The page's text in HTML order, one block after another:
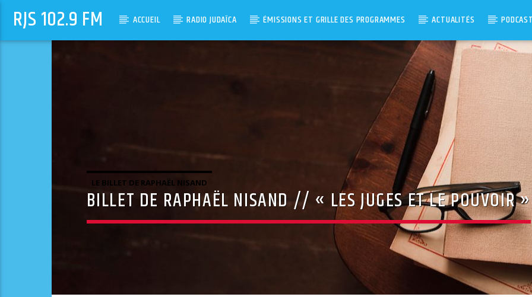
RJS 102.9 FM ACCUEIL RADIO JUDAÏCA ÉMISSIONS ET GRILLE DES PROGRAMMES ACTUALITÉS
LE BILLET DE RAPHAËL NISAND
BILLET DE RAPHAËL NISAND // « LES JUGES ET LE POUVOIR »